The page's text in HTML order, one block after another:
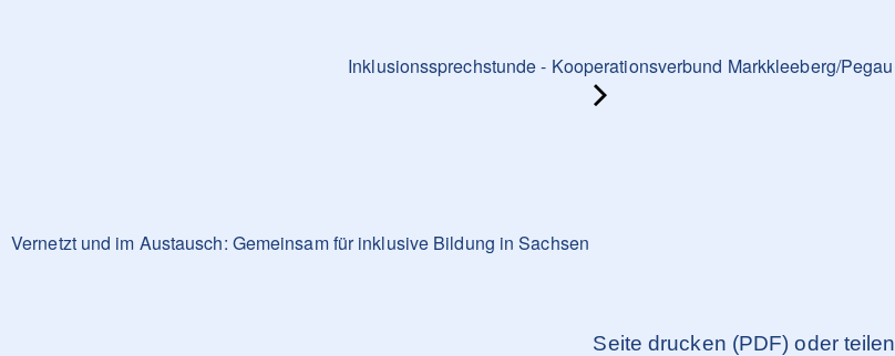
Inklusionssprechstunde - Kooperationsverbund Markkleeberg/Pegau
Vernetzt und im Austausch: Gemeinsam für inklusive Bildung in Sachsen
Seite drucken (PDF) oder teilen